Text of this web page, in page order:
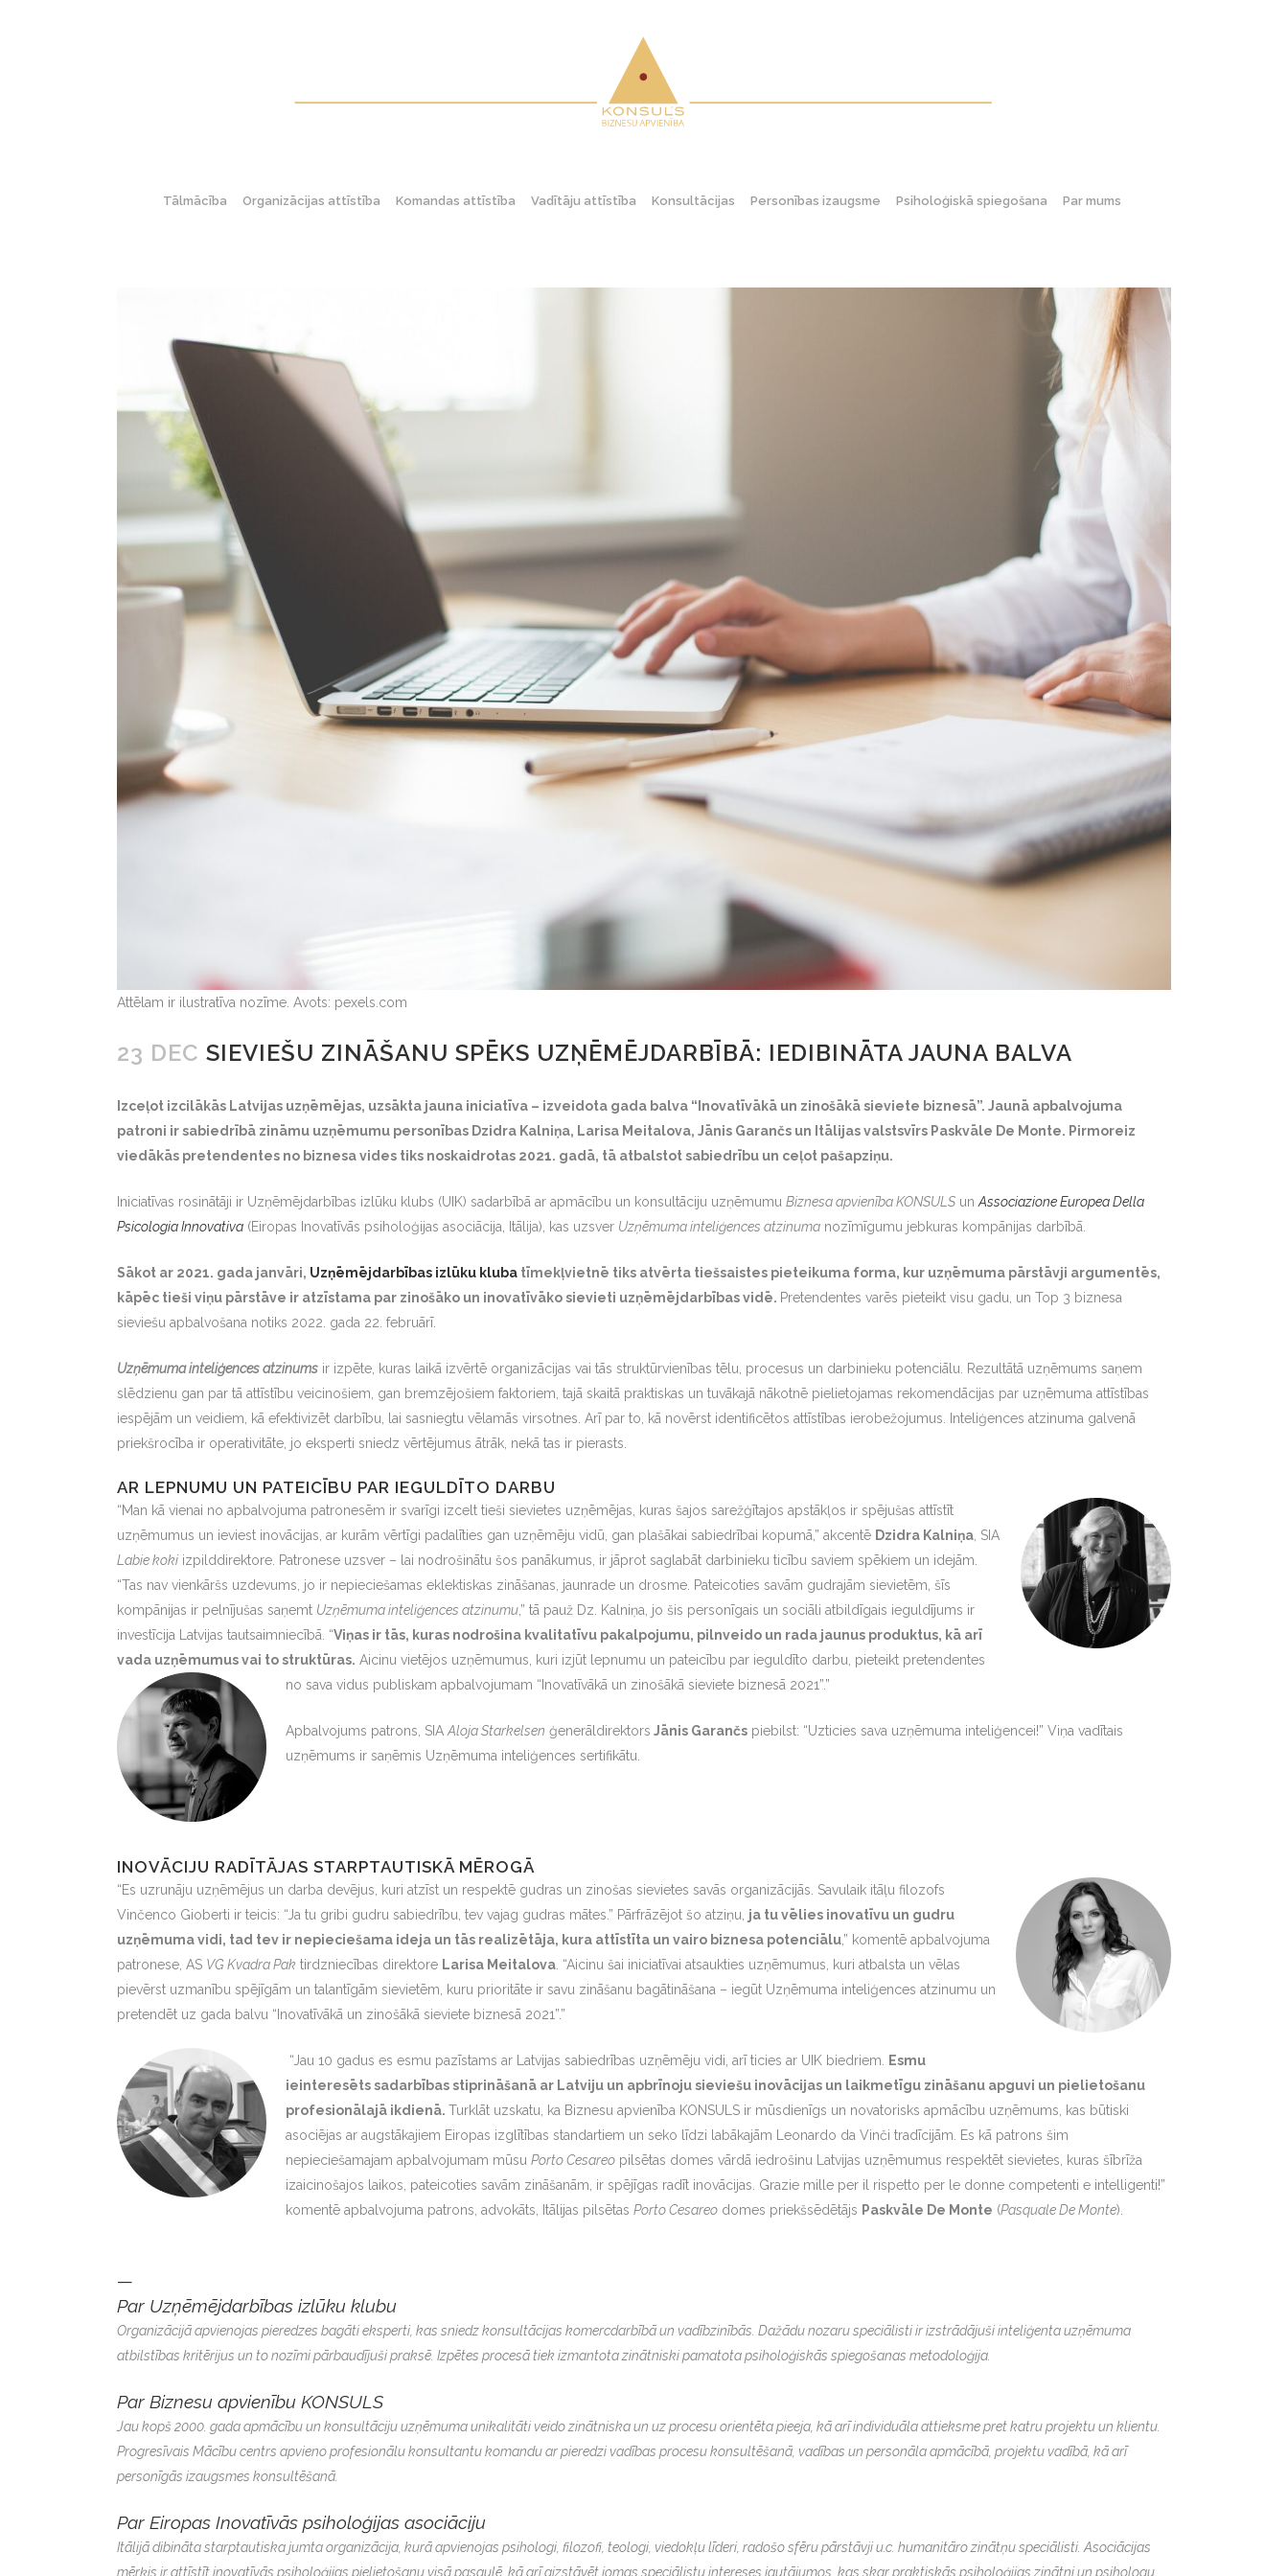
Tālmācība Organizācijas attīstība Komandas attīstība Vadītāju attīstība Konsultācijas Personības izaugsme Psiholoģiskā spiegošana Par mums
Attēlam ir ilustratīva nozīme. Avots: pexels.com
23 DEC SIEVIEŠU ZINĀŠANU SPĒKS UZŅĒMĒJDARBĪBĀ: IEDIBINĀTA JAUNA BALVA
Izceļot izcilākās Latvijas uzņēmējas, uzsākta jauna iniciatīva – izveidota gada balva “Inovatīvākā un zinošākā sieviete biznesā”. Jaunā apbalvojuma
patroni ir sabiedrībā zināmu uzņēmumu personības Dzidra Kalniņa, Larisa Meitalova, Jānis Garančs un Itālijas valstsvīrs Paskvāle De Monte. Pirmoreiz
viedākās pretendentes no biznesa vides tiks noskaidrotas 2021. gadā, tā atbalstot sabiedrību un ceļot pašapziņu.
Iniciatīvas rosinātāji ir Uzņēmējdarbības izlūku klubs (UIK) sadarbībā ar apmācību un konsultāciju uzņēmumu Biznesa apvienība KONSULS unAssociazione Europea Della
Psicologia Innovativa (Eiropas Inovatīvās psiholoģijas asociācija, Itālija), kas uzsver Uzņēmuma inteliģences atzinuma nozīmīgumu jebkuras kompānijas darbībā.
Sākot ar 2021. gada janvāri, Uzņēmējdarbības izlūku kluba tīmekļvietnē tiks atvērta tiešsaistes pieteikuma forma, kur uzņēmuma pārstāvji argumentēs,
kāpēc tieši viņu pārstāve ir atzīstama par zinošāko un inovatīvāko sievieti uzņēmējdarbības vidē. Pretendentes varēs pieteikt visu gadu, un Top 3 biznesa
sieviešu apbalvošana notiks 2022. gada 22. februārī.
Uzņēmuma inteliģences atzinums ir izpēte, kuras laikā izvērtē organizācijas vai tās struktūrvienības tēlu, procesus un darbinieku potenciālu. Rezultātā uzņēmums saņem
slēdzienu gan par tā attīstību veicinošiem, gan bremzējošiem faktoriem, tajā skaitā praktiskas un tuvākajā nākotnē pielietojamas rekomendācijas par uzņēmuma attīstības
iespējām un veidiem, kā efektivizēt darbību, lai sasniegtu vēlamās virsotnes. Arī par to, kā novērst identificētos attīstības ierobežojumus. Inteliģences atzinuma galvenā
priekšrocība ir operativitāte, jo eksperti sniedz vērtējumus ātrāk, nekā tas ir pierasts.
AR LEPNUMU UN PATEICĪBU PAR IEGULDĪTO DARBU
“Man kā vienai no apbalvojuma patronesēm ir svarīgi izcelt tieši sievietes uzņēmējas, kuras šajos sarežģītajos apstākļos ir spējušas attīstīt
uzņēmumus un ieviest inovācijas, ar kurām vērtīgi padalīties gan uzņēmēju vidū, gan plašākai sabiedrībai kopumā,” akcentē Dzidra Kalniņa, SIA
Labie koki izpilddirektore. Patronese uzsver – lai nodrošinātu šos panākumus, ir jāprot saglabāt darbinieku ticību saviem spēkiem un idejām.
“Tas nav vienkāršs uzdevums, jo ir nepieciešamas eklektiskas zināšanas, jaunrade un drosme. Pateicoties savām gudrajām sievietēm, šīs
kompānijas ir pelnījušas saņemt Uzņēmuma inteliģences atzinumu,” tā pauž Dz. Kalniņa, jo šis personīgais un sociāli atbildīgais ieguldījums ir
investīcija Latvijas tautsaimniecībā. “Viņas ir tās, kuras nodrošina kvalitatīvu pakalpojumu, pilnveido un rada jaunus produktus, kā arī
vada uzņēmumus vai to struktūras. Aicinu vietējos uzņēmumus, kuri izjūt lepnumu un pateicību par ieguldīto darbu, pieteikt pretendentes
no sava vidus publiskam apbalvojumam “Inovatīvākā un zinošākā sieviete biznesā 2021”.”
Apbalvojums patrons, SIAAloja Starkelsen ģenerāldirektors Jānis Garančs piebilst: “Uzticies sava uzņēmuma inteliģencei!” Viņa vadītais
uzņēmums ir saņēmis Uzņēmuma inteliģences sertifikātu.
INOVĀCIJU RADĪTĀJAS STARPTAUTISKĀ MĒROGĀ
“Es uzrunāju uzņēmējus un darba devējus, kuri atzīst un respektē gudras un zinošas sievietes savās organizācijās. Savulaik itāļu filozofs
Vinčenco Gioberti ir teicis: “Ja tu gribi gudru sabiedrību, tev vajag gudras mātes.” Pārfrāzējot šo atziņu, ja tu vēlies inovatīvu un gudru
uzņēmuma vidi, tad tev ir nepieciešama ideja un tās realizētāja, kura attīstīta un vairo biznesa potenciālu,” komentē apbalvojuma
patronese, AS VG Kvadra Pak tirdzniecības direktore Larisa Meitalova. “Aicinu šai iniciatīvai atsaukties uzņēmumus, kuri atbalsta un vēlas
pievērst uzmanību spējīgām un talantīgām sievietēm, kuru prioritāte ir savu zināšanu bagātināšana – iegūt Uzņēmuma inteliģences atzinumu un
pretendēt uz gada balvu “Inovatīvākā un zinošākā sieviete biznesā 2021”.”
“Jau 10 gadus es esmu pazīstams ar Latvijas sabiedrības uzņēmēju vidi, arī ticies ar UIK biedriem. Esmu
ieinteresēts sadarbības stiprināšanā ar Latviju un apbrīnoju sieviešu inovācijas un laikmetīgu zināšanu apguvi un pielietošanu
profesionālajā ikdienā. Turklāt uzskatu, ka Biznesu apvienība KONSULS ir mūsdienīgs un novatorisks apmācību uzņēmums, kas būtiski
asociējas ar augstākajiem Eiropas izglītības standartiem un seko līdzi labākajām Leonardo da Vinči tradīcijām. Es kā patrons šim
nepieciešamajam apbalvojumam mūsu Porto Cesareo pilsētas domes vārdā iedrošinu Latvijas uzņēmumus respektēt sievietes, kuras šībrīža
izaicinošajos laikos, pateicoties savām zināšanām, ir spējīgas radīt inovācijas. Grazie mille per il rispetto per le donne competenti e intelligenti!”
komentē apbalvojuma patrons, advokāts, Itālijas pilsētas Porto Cesareo domes priekšsēdētājs Paskvāle De Monte (Pasquale De Monte).
—
Par Uzņēmējdarbības izlūku klubu
Organizācijā apvienojas pieredzes bagāti eksperti, kas sniedz konsultācijas komercdarbībā un vadībzinībās. Dažādu nozaru speciālisti ir izstrādājuši inteliģenta uzņēmuma
atbilstības kritērijus un to nozīmi pārbaudījuši praksē. Izpētes procesā tiek izmantota zinātniski pamatota psiholoģiskās spiegošanas metodoloģija.
Par Biznesu apvienību KONSULS
Jau kopš 2000. gada apmācību un konsultāciju uzņēmuma unikalitāti veido zinātniska un uz procesu orientēta pieeja, kā arī individuāla attieksme pret katru projektu un klientu.
Progresīvais Mācību centrs apvieno profesionālu konsultantu komandu ar pieredzi vadības procesu konsultēšanā, vadības un personāla apmācībā, projektu vadībā, kā arī
personīgās izaugsmes konsultēšanā.
Par Eiropas Inovatīvās psiholoģijas asociāciju
Itālijā dibināta starptautiska jumta organizācija, kurā apvienojas psihologi, filozofi, teologi, viedokļu līderi, radošo sfēru pārstāvji u.c. humanitāro zinātņu speciālisti. Asociācijas
mērķis ir attīstīt inovatīvās psiholoģijas pielietošanu visā pasaulē, kā arī aizstāvēt jomas speciālistu intereses jautājumos, kas skar praktiskās psiholoģijas zinātni un psihologu